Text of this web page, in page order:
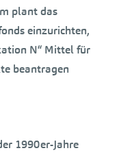
plant das
einzurichten,
N“ Mittel für
beantragen
1990er-Jahre